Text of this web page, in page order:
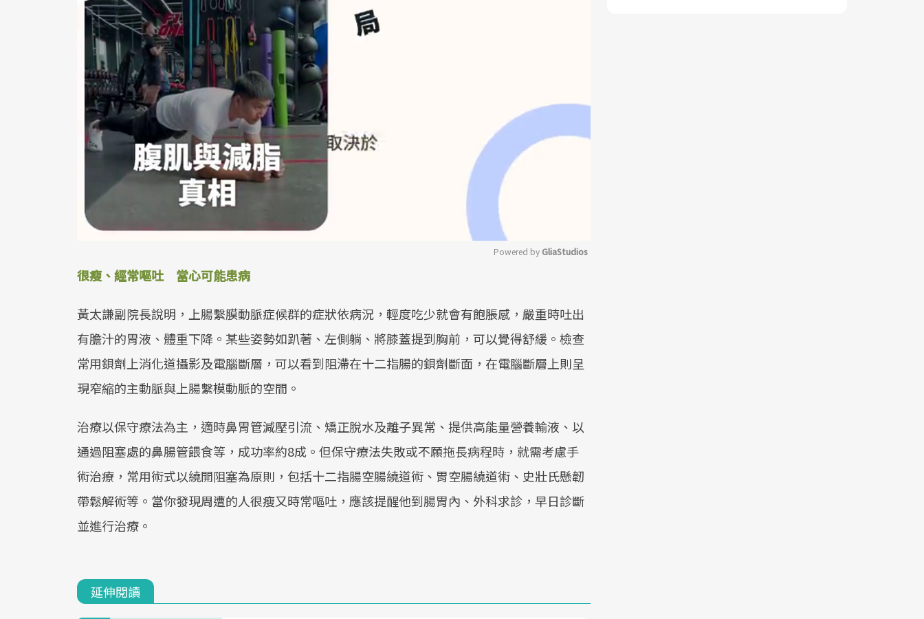
Powered by GliaStudios
很瘦、經常嘔吐 當心可能患病
黃太謙副院長說明，上腸繫膜動脈症候群的症狀依病況，輕度吃少就會有飽脹感，嚴重時吐出
有膽汁的胃液、體重下降。某些姿勢如趴著、左側躺、將膝蓋提到胸前，可以覺得舒緩。檢查
常用鋇劑上消化道攝影及電腦斷層，可以看到阻滯在十二指腸的鋇劑斷面，在電腦斷層上則呈
現窄縮的主動脈與上腸繫模動脈的空間。
治療以保守療法為主，適時鼻胃管減壓引流、矯正脫水及離子異常、提供高能量營養輸液、以
通過阻塞處的鼻腸管餵食等，成功率約8成。但保守療法失敗或不願拖長病程時，就需考慮手
術治療，常用術式以繞開阻塞為原則，包括十二指腸空腸繞道術、胃空腸繞道術、史壯氏懸韌
帶鬆解術等。當你發現周遭的人很瘦又時常嘔吐，應該提醒他到腸胃內、外科求診，早日診斷
並進行治療。
延伸閱讀